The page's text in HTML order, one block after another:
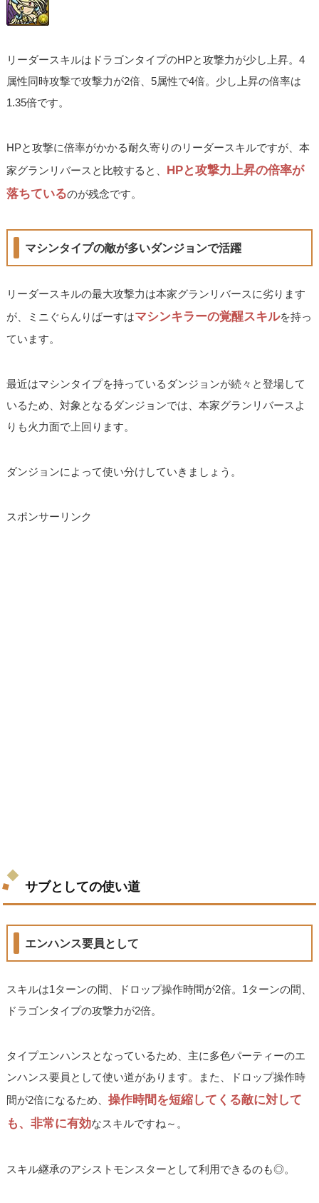
リーダースキルはドラゴンタイプのHPと攻撃力が少し上昇。4
属性同時攻撃で攻撃力が2倍、5属性で4倍。少し上昇の倍率は
1.35倍です。
HPと攻撃に倍率がかかる耐久寄りのリーダースキルですが、本
家グランリバースと比較すると、 HPと攻撃力上昇の倍率が
落ちているのが残念です。
マシンタイプの敵が多いダンジョンで活躍
リーダースキルの最大攻撃力は本家グランリバースに劣ります
が、ミニぐらんりばーすはマシンキラーの覚醒スキルを持っ
ています。
最近はマシンタイプを持っているダンジョンが続々と登場して
いるため、対象となるダンジョンでは、本家グランリバースよ
りも火力面で上回ります。
ダンジョンによって使い分けしていきましょう。
スポンサーリンク
サブとしての使い道
エンハンス要員として
スキルは1ターンの間、ドロップ操作時間が2倍。1ターンの間、
ドラゴンタイプの攻撃力が2倍。
タイプエンハンスとなっているため、主に多色パーティーのエ
ンハンス要員として使い道があります。また、ドロップ操作時
間が2倍になるため、操作時間を短縮してくる敵に対して
も、非常に有効なスキルですね～。
スキル継承のアシストモンスターとして利用できるのも◎。